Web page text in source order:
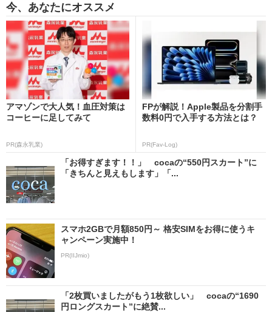
今、あなたにオススメ
アマゾンで大人気！血圧対策は
コーヒーに足してみて
PR(森永乳業)
FPが解説！Apple製品を分割手
数料0円で入手する方法とは？
PR(Fav-Log)
「お得すぎます！！」 cocaの“550円スカート”に
「きちんと見えもします」「...
スマホ2GBで月額850円～ 格安SIMをお得に使うキ
ャンペーン実施中！
PR(IIJmio)
「2枚買いましたがもう1枚欲しい」 cocaの“1690
円ロングスカート”に絶賛...